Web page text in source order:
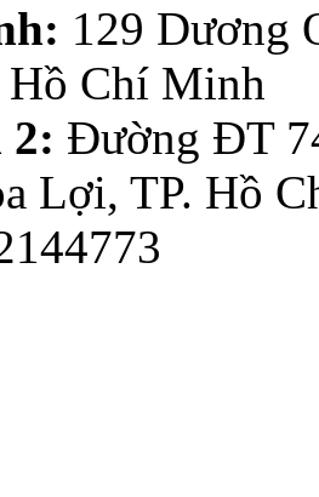
129 Dương
Hồ Chí Minh
2: Đường ĐT
Lợi, TP. Hồ